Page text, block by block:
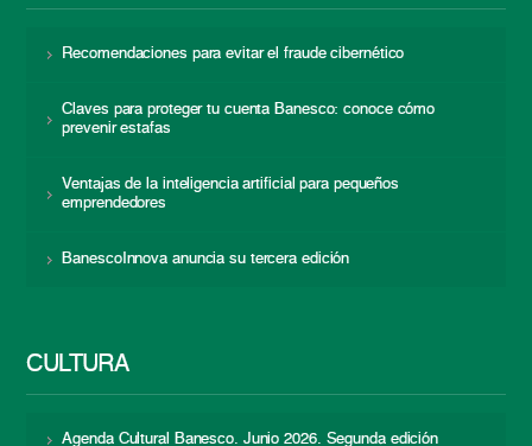
Recomendaciones para evitar el fraude cibernético
Claves para proteger tu cuenta Banesco: conoce cómo
prevenir estafas
Ventajas de la inteligencia artificial para pequeños
emprendedores
BanescoInnova anuncia su tercera edición
CULTURA
Agenda Cultural Banesco. Junio 2026. Segunda edición